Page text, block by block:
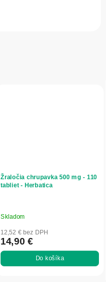
Žraločia chrupavka 500 mg - 110
tabliet - Herbatica
Skladom
12,52 € bez DPH
14,90 €
Do košíka